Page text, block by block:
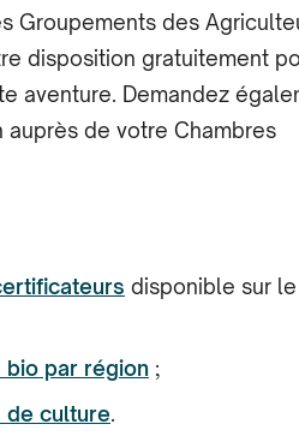
Groupements des
disposition gratuitement
aventure. Demandez
de votre Chambres
disponible sur
par région ;
de culture.